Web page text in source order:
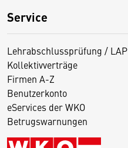
Service
Lehrabschlussprüfung / LAP
Kollektivverträge
Firmen A-Z
Benutzerkonto
eServices der WKO
Betrugswarnungen